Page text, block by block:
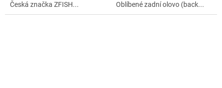
Česká značka ZFISH... Oblíbené zadní olovo (back...